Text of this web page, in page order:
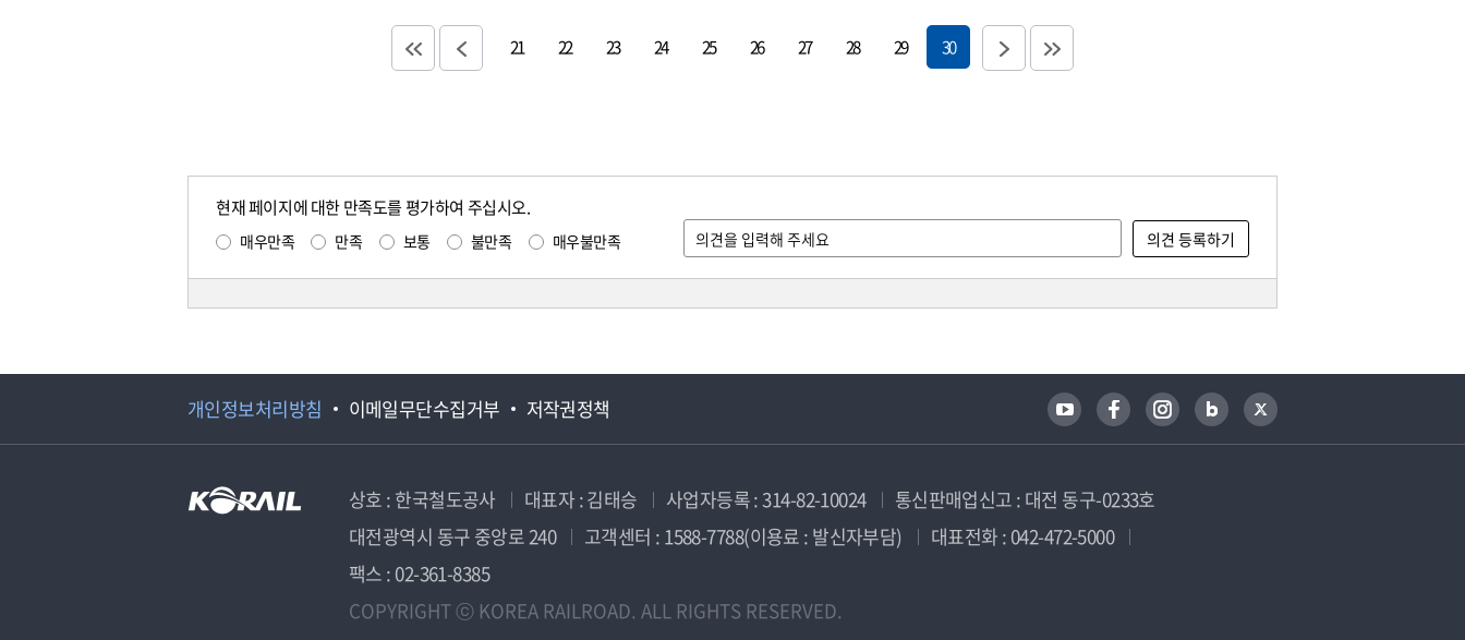
21 22 23 24 25 26 27 28 29 30
현재 페이지에 대한 만족도를 평가하여 주십시오.
매우만족 만족 보통 불만족 매우불만족
개인정보처리방침 이메일무단수집거부 저작권정책
상호 : 한국철도공사 대표자 : 김태승 사업자등록 : 314-82-10024
통신판매업신고 : 대전 동구-0233호
대전광역시 동구 중앙로 240
고객센터 : 1588-7788(이용료 : 발신자부담)
대표전화 : 042-472-5000
팩스 : 02-361-8385
COPYRIGHT ⓒ KOREA RAILROAD. ALL RIGHTS RESERVED.